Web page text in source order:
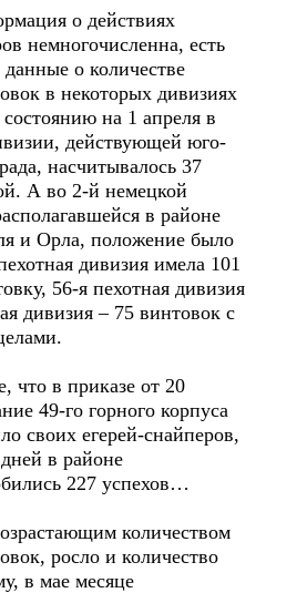
о действиях
немногочисленна, есть
о количестве
в некоторых дивизиях
на 1 апреля в
действующей юго-
насчитывалось 37
А во 2-й немецкой
в районе
и Орла, положение было
дивизия имела 101
56-я пехотная дивизия
дивизия – 75 винтовок с
в приказе от 20
49-го горного корпуса
своих егерей-снайперов,
в районе
227 успехов…
количеством
росло и количество
в мае месяце